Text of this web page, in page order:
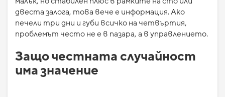
двеста залога, това вече е информация. Ако
печели три дни и губи всичко на четвъртия,
проблемът често не е в пазара, а в управлението.
Защо честната случайност
има значение